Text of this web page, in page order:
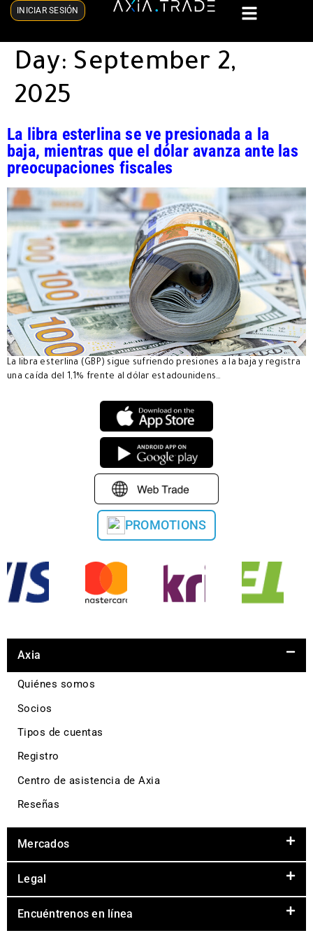
INICIAR SESIÓN
Day: September 2,
2025
La libra esterlina se ve presionada a la
baja, mientras que el dólar avanza ante las
preocupaciones fiscales
La libra esterlina (GBP) sigue sufriendo presiones a la baja y registra
una caída del 1,1% frente al dólar estadounidens…
PROMOTIONS
Axia
Quiénes somos
Socios
Tipos de cuentas
Registro
Centro de asistencia de Axia
Reseñas
Mercados
Legal
Encuéntrenos en línea